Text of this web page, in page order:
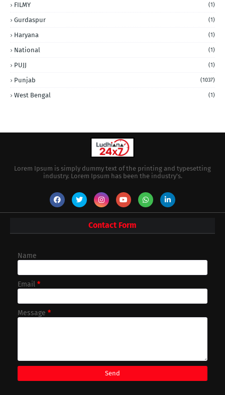
FILMY (1)
Gurdaspur (1)
Haryana (1)
National (1)
PUJJ (1)
Punjab (1037)
West Bengal (1)
Lorem Ipsum is simply dummy text of the printing and typesetting
industry. Lorem Ipsum has been the industry's.
Contact Form
Name
Email *
Message *